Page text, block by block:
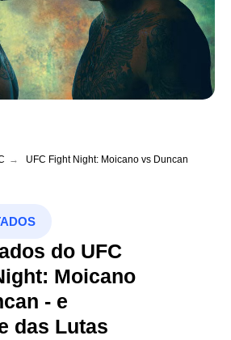
→ UFC Fight Night: Moicano vs Duncan
do UFC
Moicano
- e
das Lutas